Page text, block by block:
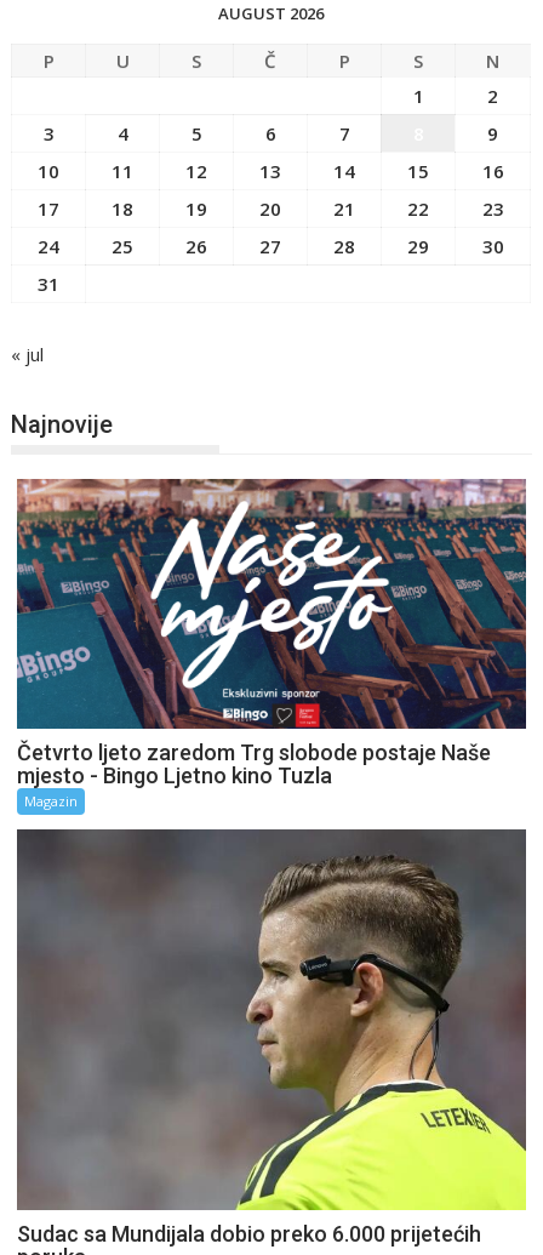
AUGUST 2026
P U S Č P S
N
1
2
3
4 5 6 7
9
10
11 12 13 14 15
16
17
18 19 20 21 22
23
24
25 26 27 28 29
30
31
« jul
Najnovije
Četvrto ljeto zaredom Trg slobode postaje Naše
mjesto - Bingo Ljetno kino Tuzla
Magazin
Sudac sa Mundijala dobio preko 6.000 prijetećih